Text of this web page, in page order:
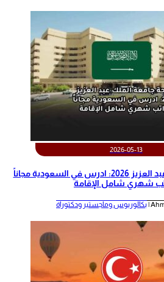
2026-05-13
منحة جامعة الملك عبد العزيز 2026: ادرس في السعودية مجاناً
شهري شامل الإقامة
بكالوريوس وماجستير ودكتوراة